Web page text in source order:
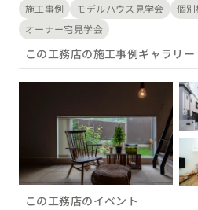
印西市・白井市・富里市、茨城県: 常総
らい市・つくば市・筑西市・坂東市
施工事例 モデルハウス見学会 個
オーナー宅見学会
この工務店の施工事例ギャラリー
この工務店のイベント